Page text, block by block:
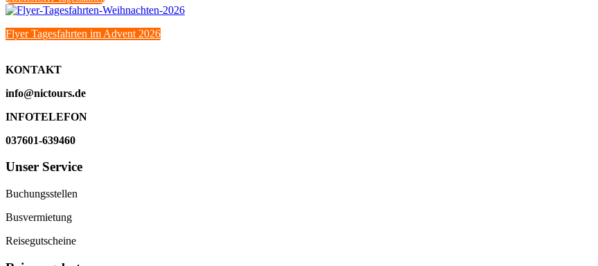
Flyer Tagesfahrten im Advent 2026
KONTAKT
info@nictours.de
INFOTELEFON
037601-639460
Unser Service
Buchungsstellen
Busvermietung
Reisegutscheine